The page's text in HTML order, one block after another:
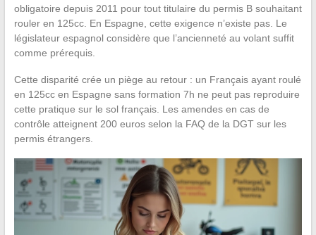
obligatoire depuis 2011 pour tout titulaire du permis B souhaitant
rouler en 125cc. En Espagne, cette exigence n’existe pas. Le
législateur espagnol considère que l’ancienneté au volant suffit
comme prérequis.
Cette disparité crée un piège au retour : un Français ayant roulé
en 125cc en Espagne sans formation 7h ne peut pas reproduire
cette pratique sur le sol français. Les amendes en cas de
contrôle atteignent 200 euros selon la FAQ de la DGT sur les
permis étrangers.